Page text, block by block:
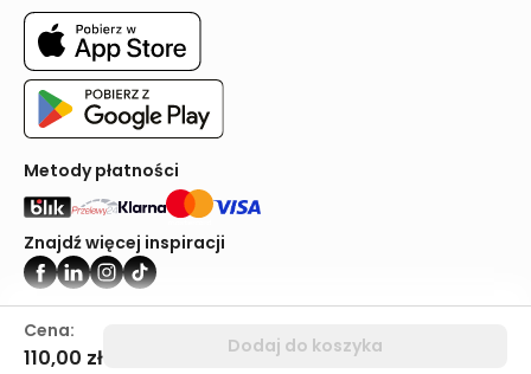
Cena:
110,00 zł Dodaj do koszyka
Metody płatności
Znajdź więcej inspiracji
Vilandy ©2024